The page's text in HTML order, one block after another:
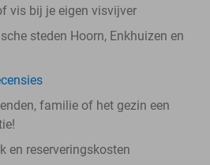
vis bij je eigen visvijver
steden Hoorn, Enkhuizen en
familie of het gezin een
en reserveringskosten